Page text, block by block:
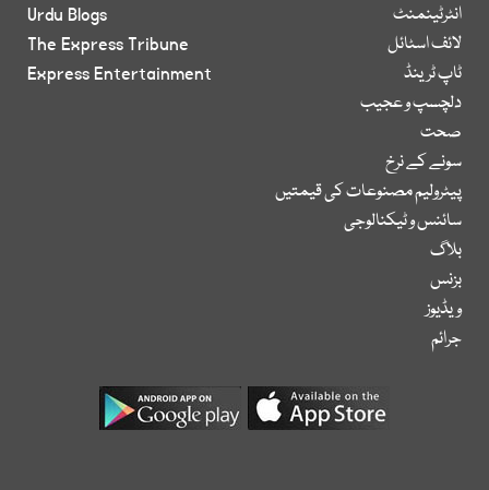
انٹرٹینمنٹ
لائف اسٹائل
ٹاپ ٹرینڈ
دلچسپ و عجیب
صحت
سونے کے نرخ
پیٹرولیم مصنوعات کی قیمتیں
سائنس و ٹیکنالوجی
بلاگ
بزنس
ویڈیوز
جرائم
Urdu Blogs
The Express Tribune
Express Entertainment